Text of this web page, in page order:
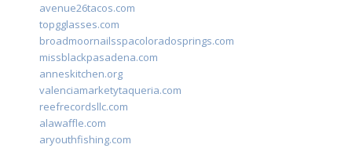
avenue26tacos.com
topgglasses.com
broadmoornailsspacoloradosprings.com
missblackpasadena.com
anneskitchen.org
valenciamarketytaqueria.com
reefrecordsllc.com
alawaffle.com
aryouthfishing.com